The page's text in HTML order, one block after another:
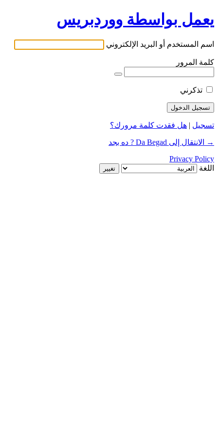
يعمل بواسطة ووردبريس
اسم المستخدم أو البريد الإلكتروني
كلمة المرور
تذكرني
تسجيل | هل فقدت كلمة مرورك؟
→ الانتقال إلى Da Begad ? ده بجد
Privacy Policy
اللغة